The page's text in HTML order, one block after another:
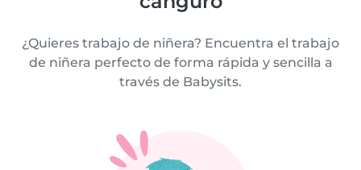
¿Quieres trabajo de niñera? Encuentra el trabajo
de niñera perfecto de forma rápida y sencilla a
través de Babysits.